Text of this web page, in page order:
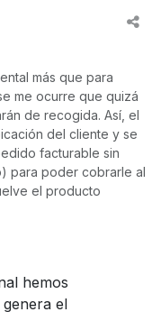
más que para
me ocurre que quizá
de recogida. Así, el
del cliente y se
facturable sin
para poder cobrarle al
el producto
hemos
el